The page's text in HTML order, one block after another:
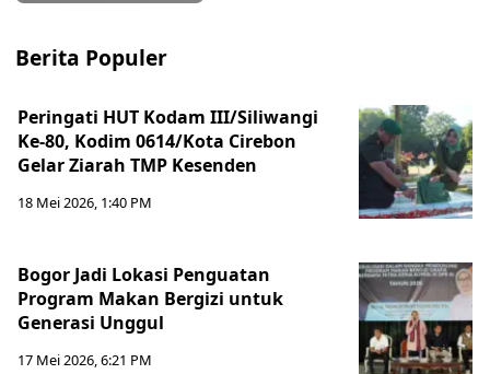
Berita Populer
Peringati HUT Kodam III/Siliwangi
Ke-80, Kodim 0614/Kota Cirebon
Gelar Ziarah TMP Kesenden
18 Mei 2026, 1:40 PM
Bogor Jadi Lokasi Penguatan
Program Makan Bergizi untuk
Generasi Unggul
17 Mei 2026, 6:21 PM